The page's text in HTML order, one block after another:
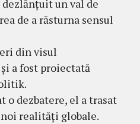
dezlănțuit un val de
de a răsturna sensul
din visul
a fost proiectată
o dezbatere, el a trasat
realități globale.